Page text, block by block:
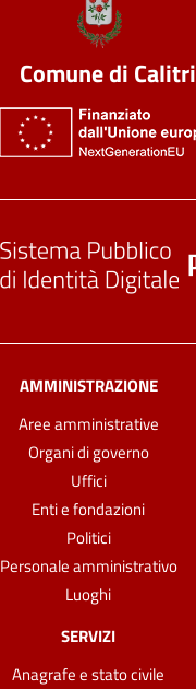
Comune di Calitri
AMMINISTRAZIONE
Aree amministrative
Organi di governo
Uffici
Enti e fondazioni
Politici
Personale amministrativo
Luoghi
SERVIZI
Anagrafe e stato civile